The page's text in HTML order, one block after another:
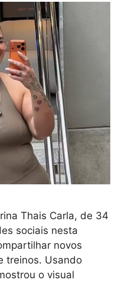
Thais Carla, de 34
sociais nesta
novos
treinos. Usando
o visual